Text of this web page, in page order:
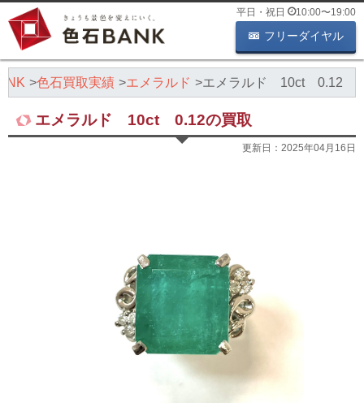
平日・祝日 10:00〜19:00
フリーダイヤル
色石買取実績 エメラルド エメラルド 10ct 0.12
エメラルド 10ct 0.12の買取
更新日： 2025年04月16日